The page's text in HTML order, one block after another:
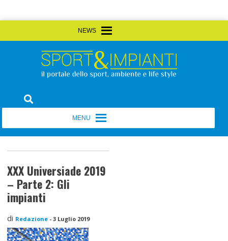
to
Sport&Impianti
XXX Universiade 2019
– Parte 2: Gli
impianti
di Redazione -3 Luglio 2019